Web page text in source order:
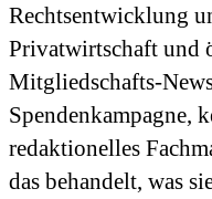
Rechts­entwicklung
Privatwirtschaft und
Mitgliedschafts-
Spendenkampagne,
redaktionelles
das behandelt, was